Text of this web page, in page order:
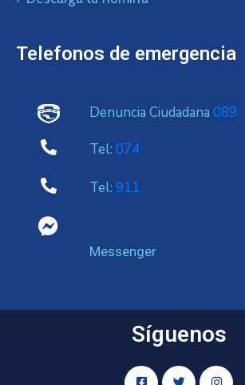
Telefonos de emergencia
Denuncia Ciudadana 089
Tel: 074
Tel: 911
Messenger
Síguenos